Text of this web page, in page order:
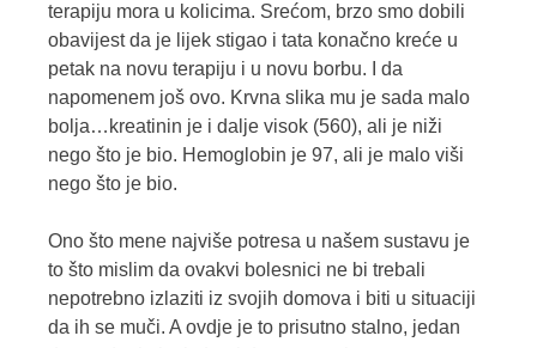
terapiju mora u kolicima. Srećom, brzo smo dobili
obavijest da je lijek stigao i tata konačno kreće u
petak na novu terapiju i u novu borbu. I da
napomenem još ovo. Krvna slika mu je sada malo
bolja…kreatinin je i dalje visok (560), ali je niži
nego što je bio. Hemoglobin je 97, ali je malo viši
nego što je bio.
Ono što mene najviše potresa u našem sustavu je
to što mislim da ovakvi bolesnici ne bi trebali
nepotrebno izlaziti iz svojih domova i biti u situaciji
da ih se muči. A ovdje je to prisutno stalno, jedan